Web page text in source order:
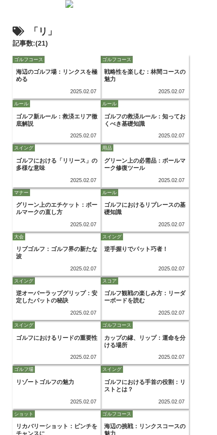
「リ」
記事数:(21)
ゴルフコース
海辺のゴルフ場：リンクスを極
める
2025.02.07
ゴルフコース
戦略性を楽しむ：林間コースの
魅力
2025.02.07
ルール
ゴルフ新ルール：救済エリア徹
底解説
2025.02.07
ルール
ゴルフの救済ルール：知ってお
くべき基礎知識
2025.02.07
スイング
ゴルフにおける「リリース」の
多様な意味
2025.02.07
用品
グリーン上の必需品：ボールマ
ーク修復ツール
2025.02.07
マナー
グリーン上のエチケット：ボー
ルマークの直し方
2025.02.07
ルール
ゴルフにおけるリプレースの基
礎知識
2025.02.07
大会
リブゴルフ：ゴルフ界の新たな
波
2025.02.07
スイング
逆手握りでパット巧者！
2025.02.07
スイング
逆オーバーラップグリップ：安
定したパットの秘訣
2025.02.07
スコア
ゴルフ観戦の楽しみ方：リーダ
ーボードを読む
2025.02.07
スイング
ゴルフにおけるリードの重要性
2025.02.07
ゴルフコース
カップの縁、リップ：運命を分
ける場所
2025.02.07
ゴルフ場
リゾートゴルフの魅力
2025.02.07
スイング
ゴルフにおける手首の役割：リ
ストとは？
2025.02.07
ショット
リカバリーショット：ピンチを
チャンスに
ゴルフコース
海辺の挑戦：リンクスコースの
魅力